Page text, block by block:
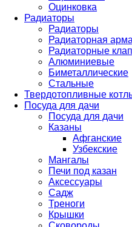
Оцинковка
Радиаторы
Радиаторы
Радиаторная
Радиаторные
Алюминиевые
Биметаллические
Стальные
Твердотопливные
Посуда для дачи
Посуда для дачи
Казаны
Афганские
Узбекские
Мангалы
Печи под казан
Аксессуары
Садж
Треноги
Крышки